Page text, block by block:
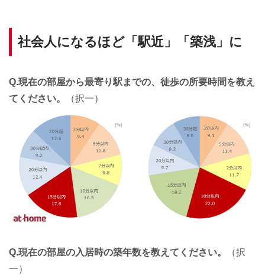
社会人になるほど「駅近」「築浅」に
Q.現在の部屋から最寄り駅までの、徒歩の所要時間を教え
てください。
（択一）
Q.現在の部屋の入居時の築年数を教えてください。
（択
一）